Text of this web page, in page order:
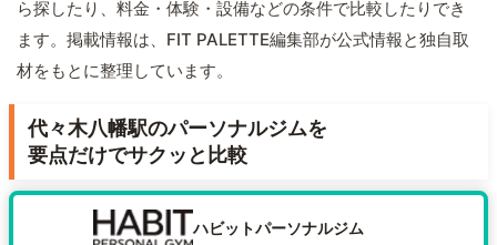
ら探したり、料金・体験・設備などの条件で比較したりでき
ます。掲載情報は、FIT PALETTE編集部が公式情報と独自取
材をもとに整理しています。
代々木八幡駅のパーソナルジムを
要点だけでサクッと比較
ハビットパーソナルジム